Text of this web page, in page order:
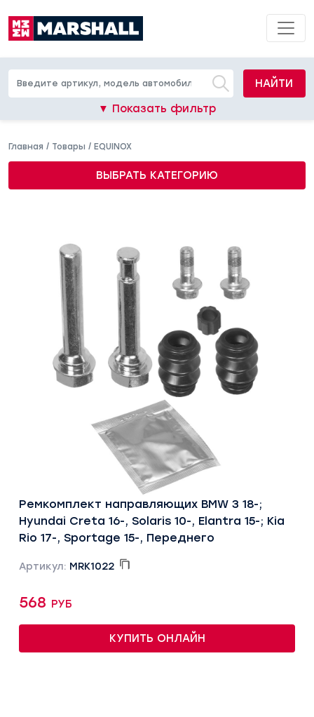
НАЙТИ
▼ Показать фильтр
Главная / Товары / EQUINOX
ВЫБРАТЬ КАТЕГОРИЮ
Ремкомплект направляющих BMW 3 18-;
Hyundai Creta 16-, Solaris 10-, Elantra 15-; Kia
Rio 17-, Sportage 15-, Переднего
Артикул: MRK1022
568 руб
КУПИТЬ ОНЛАЙН